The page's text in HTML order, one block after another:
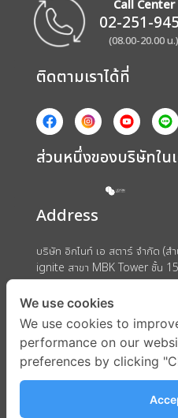
Call Center
02-251-
(08.00-20.00 น.)
ติดตามเราได้ที่
ส่วนหนึ่งของบริษัทใน
Address
บริษัท อิกไนท์ เอ สตาร์ จำกัด (ส
ignite สาขา MBK Tower ชั้น 15
ถนนพญาไท แขวงวังใหม่ เขตป
We use cookies
We use cookies to
performance on our
preferences by clicking